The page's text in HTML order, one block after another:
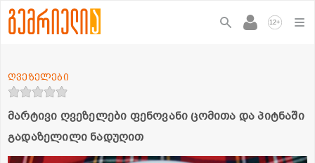
12+
მარტივი ღვეზელები ფენოვანი ცომითა და პიტნაში
გადაზელილი ნადუღით
ღვეზელები